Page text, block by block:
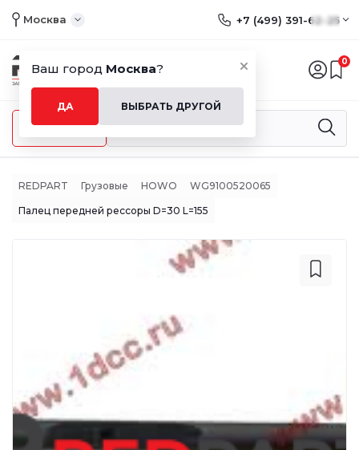
Ваш город Москва?
ДА ВЫБРАТЬ ДРУГОЙ
Москва +7 (499) 391-62-25
0
Меню
REDPART Грузовые HOWO WG9100520065
Палец передней рессоры D=30 L=155